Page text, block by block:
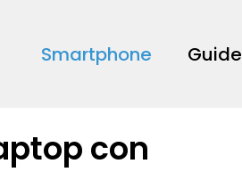
Smartphone Guide
con